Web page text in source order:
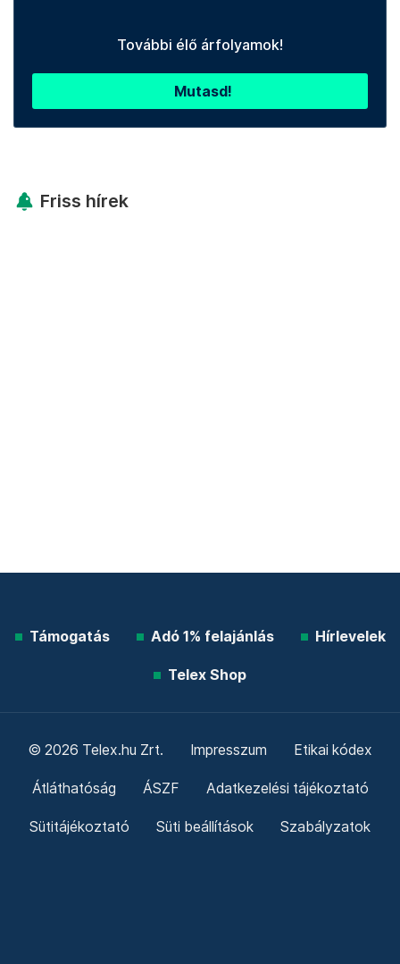
További élő árfolyamok!
Mutasd!
Friss hírek
Támogatás Adó 1% felajánlás Hírlevelek
Telex Shop
© 2026 Telex.hu Zrt. Impresszum Etikai kódex
Átláthatóság ÁSZF Adatkezelési tájékoztató
Sütitájékoztató Süti beállítások Szabályzatok